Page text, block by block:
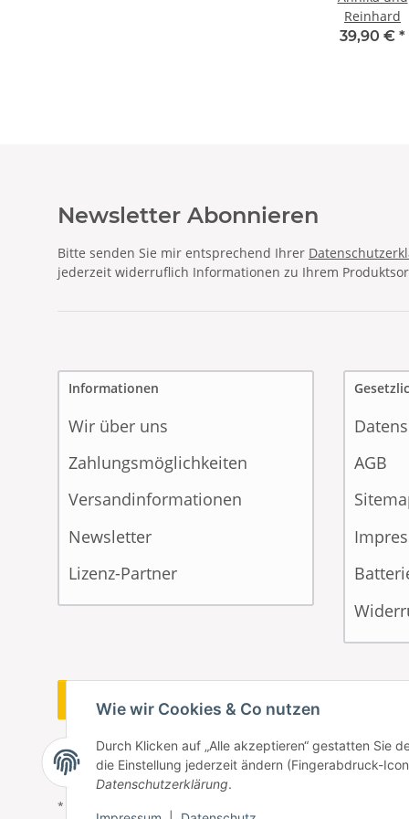
Wie wir Cookies & Co nutzen
Durch Klicken auf „Alle akzeptieren“ gestatten Sie
die Einstellung jederzeit ändern (Fingerabdruck-
Datenschutzerklärung.
Reinhard
39,90 € *
Newsletter Abonnieren
Bitte senden Sie mir entsprechend Ihrer
jederzeit widerruflich Informationen zu Ihrem
Informationen
Wir über uns
Zahlungsmöglichkeiten
Versandinformationen
Newsletter
Lizenz-Partner
AGB
Vertrag widerrufen
* Alle Preise inkl. gesetzlicher USt., zzgl.